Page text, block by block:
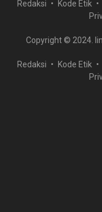
Redaksi Kode Etik
Copyright © 2024.
Redaksi Kode Etik